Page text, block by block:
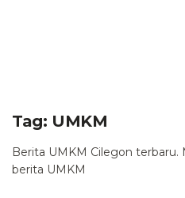
Tag: UMKM
Berita UMKM Cilegon
berita UMKM